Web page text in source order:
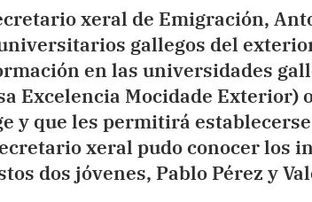
xeral de Emigración,
gallegos del
en las universidades
Excelencia Mocidade Exterior)
y que les permitirá
xeral pudo conocer los
dos jóvenes, Pablo Pérez y